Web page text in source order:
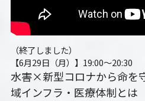
（終了しました）
【6月29日（月）】19:00～20:30
水害×新型コロナから命を
域インフラ・医療体制とは